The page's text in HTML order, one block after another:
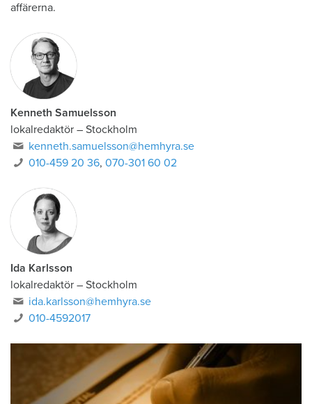
affärerna.
Kenneth Samuelsson
lokalredaktör – Stockholm
kenneth.samuelsson@hemhyra.se
010-459 20 36,070-301 60 02
Ida Karlsson
lokalredaktör – Stockholm
ida.karlsson@hemhyra.se
010-4592017